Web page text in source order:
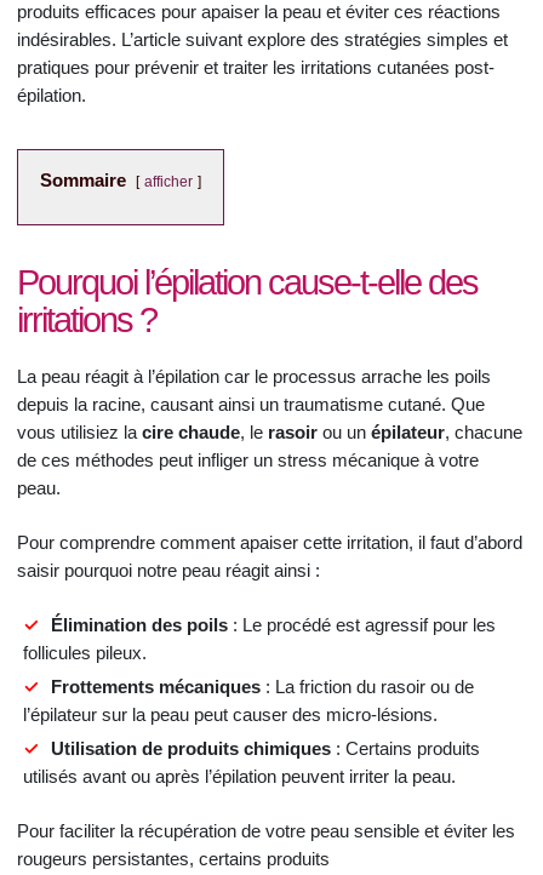
produits efficaces pour apaiser la peau et éviter ces réactions
indésirables. L’article suivant explore des stratégies simples et
pratiques pour prévenir et traiter les irritations cutanées post-
épilation.
Sommaire afficher
Pourquoi l’épilation cause-t-elle des
irritations ?
La peau réagit à l’épilation car le processus arrache les poils
depuis la racine, causant ainsi un traumatisme cutané. Que
vous utilisiez la cire chaude, le rasoir ou un épilateur, chacune
de ces méthodes peut infliger un stress mécanique à votre
peau.
Pour comprendre comment apaiser cette irritation, il faut d’abord
saisir pourquoi notre peau réagit ainsi :
Élimination des poils : Le procédé est agressif pour les
follicules pileux.
Frottements mécaniques : La friction du rasoir ou de
l’épilateur sur la peau peut causer des micro-lésions.
Utilisation de produits chimiques : Certains produits
utilisés avant ou après l’épilation peuvent irriter la peau.
Pour faciliter la récupération de votre peau sensible et éviter les
rougeurs persistantes, certains produits